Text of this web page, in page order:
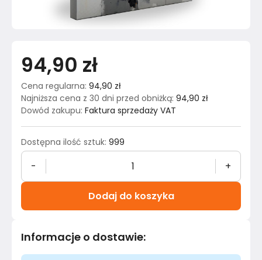
94,90 zł
Cena regularna: 94,90 zł
Najniższa cena z 30 dni przed obniżką: 94,90 zł
Dowód zakupu: Faktura sprzedaży VAT
Dostępna ilość sztuk: 999
- +
Dodaj do koszyka
Informacje o dostawie: